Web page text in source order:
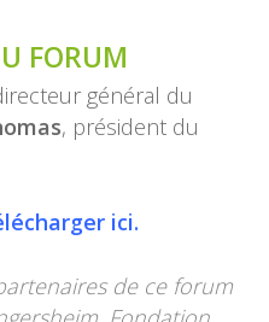
FORUM
général du
, président du
ici.
de ce forum